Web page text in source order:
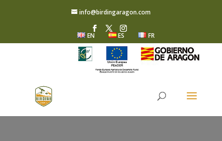
info@birdingaragon.com
EN ES FR